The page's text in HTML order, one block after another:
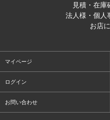
見積・在庫
法人様・個人
お店
マイページ
ログイン
お問い合わせ